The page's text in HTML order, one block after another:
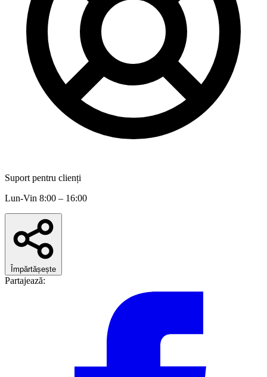
Suport pentru clienți
Lun-Vin 8:00 – 16:00
Împărtășește
Partajează: